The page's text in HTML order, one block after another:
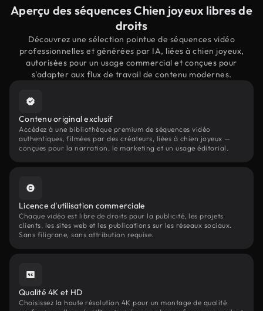
Aperçu des séquences Chien joyeux libres de
droits
Découvrez une sélection pointue de séquences vidéo
professionnelles et générées par IA, liées à chien joyeux,
autorisées pour un usage commercial et conçues pour
s'adapter aux flux de travail de contenu modernes.
Contenu original exclusif
Accédez à une bibliothèque premium de séquences vidéo
authentiques, filmées par des créateurs, liées à chien joyeux —
conçues pour la narration, le marketing et un usage éditorial.
Licence d'utilisation commerciale
Chaque vidéo est libre de droits pour la publicité, les projets
clients, les sites web et les publications sur les réseaux sociaux.
Sans filigrane, sans attribution requise.
Qualité 4K et HD
Choisissez la haute résolution 4K pour un montage de qualité